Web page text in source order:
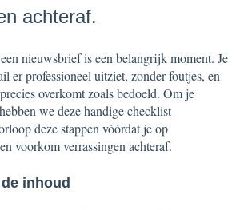
achteraf.
nieuwsbrief is een belangrijk moment. Je
er professioneel uitziet, zonder foutjes, en
overkomt zoals bedoeld. Om je
we deze handige checklist
deze stappen vóórdat je op
voorkom verrassingen achteraf.
inhoud